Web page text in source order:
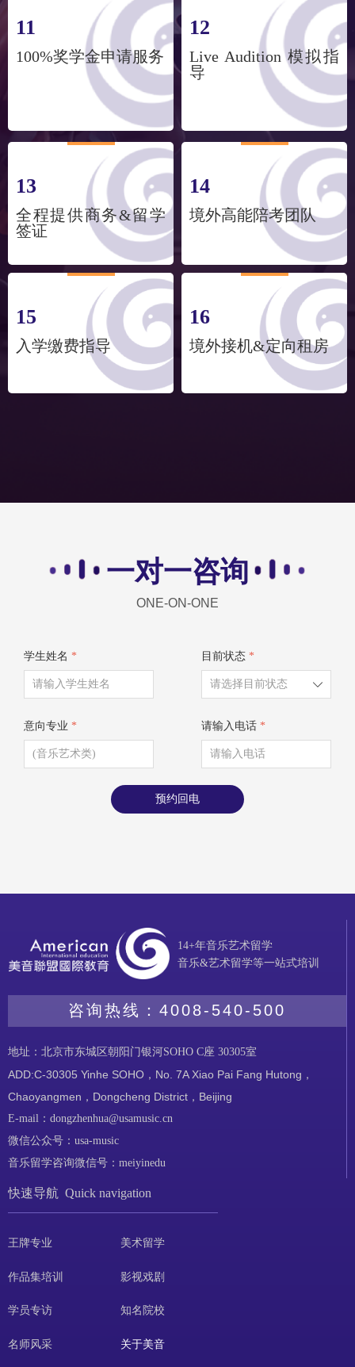
11
100%奖学金申请服务
12
Live Audition 模拟指
导
13
全程提供商务&留学
签证
14
境外高能陪考团队
15
入学缴费指导
16
境外接机&定向租房
学生姓名 * 目前状态 *
ꄳ
意向专业 * 请输入电话 *
预约回电
一对一咨询
ONE-ON-ONE
14+年音乐艺术留学
音乐&艺术留学等一站式培训
咨询热线： 4008-540-500
地址：北京市东城区朝阳门银河SOHO C座 30305室
ADD:C-30305 Yinhe SOHO，No. 7A Xiao Pai Fang Hutong，
Chaoyangmen，Dongcheng District，Beijing
E-mail：dongzhenhua@usamusic.cn
微信公众号：usa-music
音乐留学咨询微信号：meiyinedu
快速导航 Quick navigation
王牌专业
作品集培训
学员专访
名师风采
美术留学
影视戏剧
知名院校
关于美音